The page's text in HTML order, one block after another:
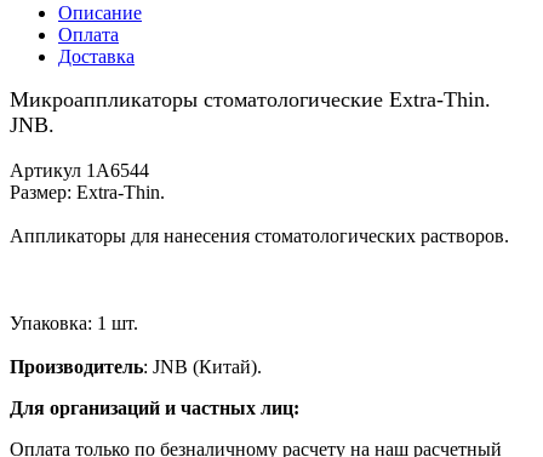
Описание
Оплата
Доставка
Микроаппликаторы стоматологические Extra-Thin.
JNB.
Артикул 1А6544
Размер: Extra-Thin.
Аппликаторы для нанесения стоматологических растворов.
Упаковка: 1 шт.
Производитель: JNB (Китай).
Для организаций и частных лиц:
Оплата только по безналичному расчету на наш расчетный